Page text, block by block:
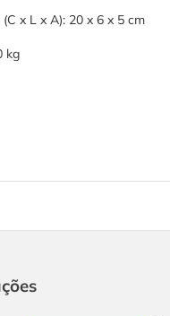
x L x A): 20 x 6 x 5 cm
kg